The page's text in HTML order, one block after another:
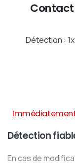
Détection :
Détection
En cas de